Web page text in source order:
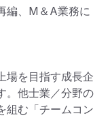
編、M＆A業務に
場を目指す成長企
。他士業／分野の
組む「チームコン